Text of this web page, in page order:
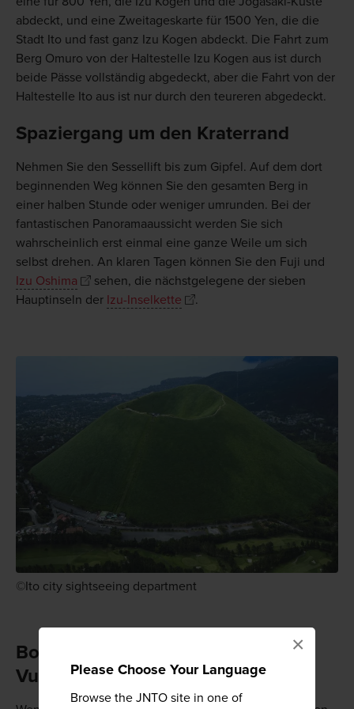
Please Choose Your Language
Browse the JNTO site in one of
×
abdeckt, und eine Zweitageskarte für 1500 Yen, die die
Stadt Ito und fast ganz Izu Kogen abdeckt. Die Fahrt zum
Berg Omuro von der Haltestelle Izu Kogen aus ist durch
beide Pässe vollständig abgedeckt, aber die Fahrt von der
Haltestelle Ito aus ist nur durch den teureren abgedeckt.
Spaziergang um den Kraterrand
Nehmen Sie den Sessellift bis zum Gipfel. Auf dem dort
beginnenden Weg können Sie den gesamten Berg in
einer halben Stunde oder weniger umrunden. Bei der
fantastischen Panoramaaussicht werden Sie sich
wahrscheinlich erst einmal eine ganze Weile um sich
selbst drehen. An klaren Tagen können Sie den Fuji und
Izu Oshima
sehen, die nächstgelegene der sieben
Hauptinseln der Izu-Inselkette .
©Ito city sightseeing department
Bogenschießen im Inneren eines
Vulkankraters